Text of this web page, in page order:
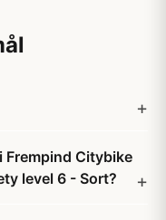
Frempind Citybike
level 6 - Sort?